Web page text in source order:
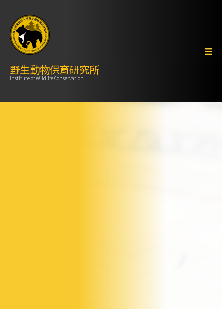
野生動物保育研究所
Institute of Wildlife Conservation